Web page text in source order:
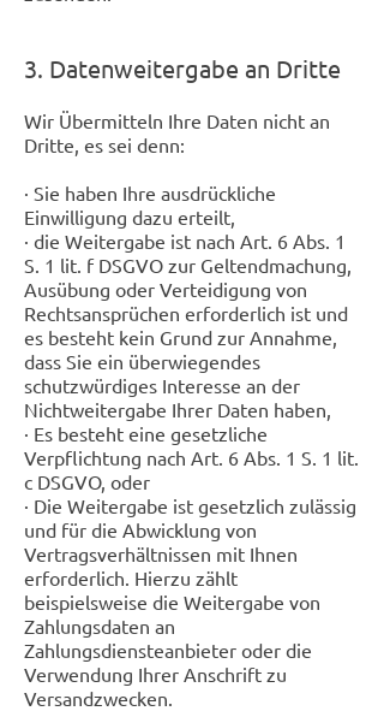
3. Datenweitergabe an Dritte
Wir Übermitteln Ihre Daten nicht an
Dritte, es sei denn:
· Sie haben Ihre ausdrückliche
Einwilligung dazu erteilt,
· die Weitergabe ist nach Art. 6 Abs. 1
S. 1 lit. f DSGVO zur Geltendmachung,
Ausübung oder Verteidigung von
Rechtsansprüchen erforderlich ist und
es besteht kein Grund zur Annahme,
dass Sie ein überwiegendes
schutzwürdiges Interesse an der
Nichtweitergabe Ihrer Daten haben,
· Es besteht eine gesetzliche
Verpflichtung nach Art. 6 Abs. 1 S. 1 lit.
c DSGVO, oder
· Die Weitergabe ist gesetzlich zulässig
und für die Abwicklung von
Vertragsverhältnissen mit Ihnen
erforderlich. Hierzu zählt
beispielsweise die Weitergabe von
Zahlungsdaten an
Zahlungsdiensteanbieter oder die
Verwendung Ihrer Anschrift zu
Versandzwecken.